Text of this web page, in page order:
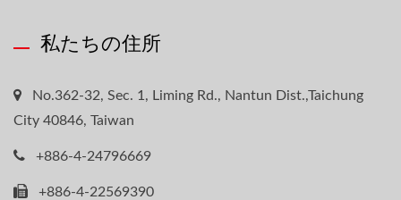
私たちの住所
No.362-32, Sec. 1, Liming Rd., Nantun Dist.,Taichung
City 40846, Taiwan
+886-4-24796669
+886-4-22569390